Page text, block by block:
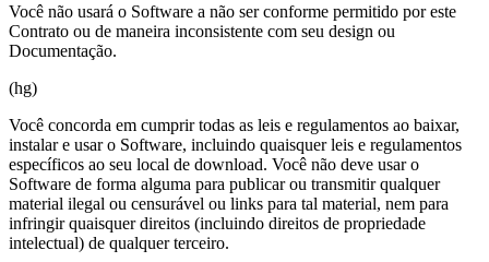
Você não usará o Software a não ser conforme permitido por este
Contrato ou de maneira inconsistente com seu design ou
Documentação.
(hg)
Você concorda em cumprir todas as leis e regulamentos ao baixar,
instalar e usar o Software, incluindo quaisquer leis e regulamentos
específicos ao seu local de download. Você não deve usar o
Software de forma alguma para publicar ou transmitir qualquer
material ilegal ou censurável ou links para tal material, nem para
infringir quaisquer direitos (incluindo direitos de propriedade
intelectual) de qualquer terceiro.